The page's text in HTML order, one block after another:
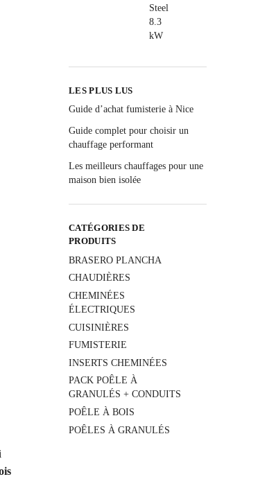
LES PLUS LUS
Guide d’achat fumisterie à Nice
Guide complet pour choisir un
chauffage performant
Les meilleurs chauffages pour une
maison bien isolée
CATÉGORIES DE
PRODUITS
BRASERO PLANCHA
CHAUDIÈRES
CHEMINÉES
ÉLECTRIQUES
CUISINIÈRES
FUMISTERIE
INSERTS CHEMINÉES
PACK POÊLE À
GRANULÉS + CONDUITS
POÊLE À BOIS
POÊLES À GRANULÉS